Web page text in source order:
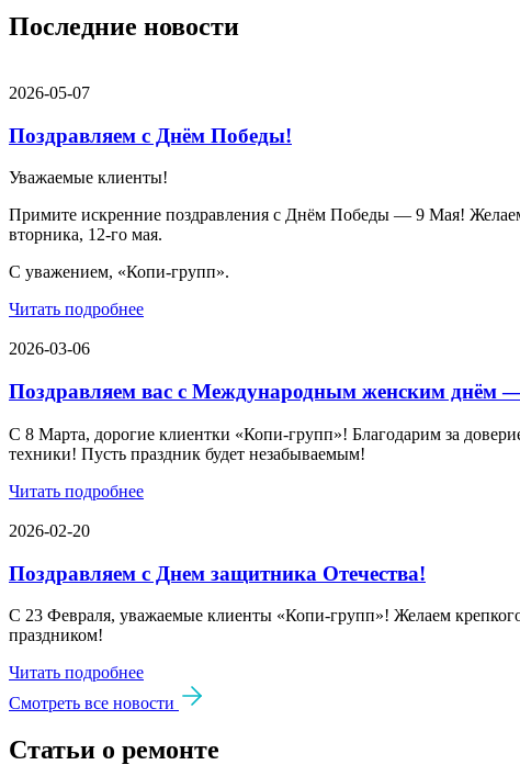
Последние новости
2026-05-07
Поздравляем с Днём Победы!
Уважаемые клиенты!
Примите искренние поздравления с Днём Победы — 9 Мая! Желаем
вторника, 12-го мая.
С уважением, «Копи-групп».
Читать подробнее
2026-03-06
Поздравляем вас с Международным женским днём
С 8 Марта, дорогие клиентки «Копи‑групп»! Благодарим за
техники! Пусть праздник будет незабываемым!
Читать подробнее
2026-02-20
Поздравляем с Днем защитника Отечества!
С 23 Февраля, уважаемые клиенты «Копи‑групп»! Желаем
праздником!
Читать подробнее
Смотреть все новости
Статьи о ремонте